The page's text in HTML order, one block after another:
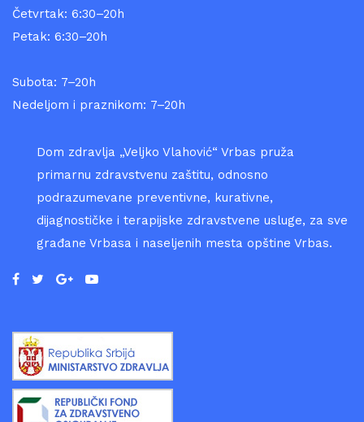
Četvrtak: 6:30–20h
Petak: 6:30–20h
Subota: 7–20h
Nedeljom i praznikom: 7–20h
Dom zdravlja „Veljko Vlahović“ Vrbas pruža
primarnu zdravstvenu zaštitu, odnosno
podrazumevane preventivne, kurativne,
dijagnostičke i terapijske zdravstvene usluge, za sve
građane Vrbasa i naseljenih mesta opštine Vrbas.